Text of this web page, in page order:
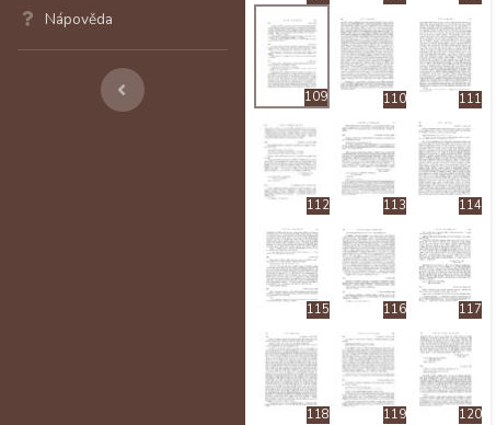
Nápověda
109 110 111
112 113 114
115 116 117
118 119 120